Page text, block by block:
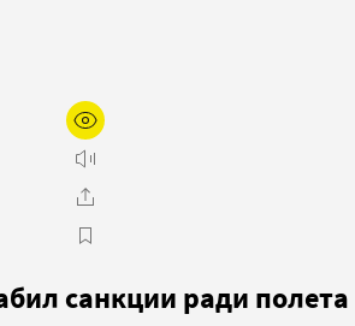
санкции ради полета